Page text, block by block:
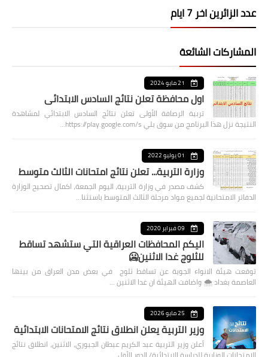
عدد الزائرين اخر 7 ايام
المشاركات الشائعة
21 مايو 2024
اول محافظة تعلن نتائج السادس الابتدائي
تربية الرصافة الأولى تعلن نتائج السادس الابتدائي لمشاهدة
النتيجة نزل هذا البرنامج من سوق بلي https://play.google.com/s…
01 يوليو 2022
وزارة التربية... تعلن نتائج امتحانات الثالث متوسط
كشف مصدر في وزارة التربية، اليوم الجمعة، اكمال تصحيح الوزارة
الدفاتر الامتحانية لجميع مواد مرحلة الثالث المتوسط باستثنا…
09 فبراير 2020
اليكم المحافظات العراقية التي ستشهد تساقط
للثلوج غدا الاثنين🥶
توقعت هيئة الانواء الجوية عن تساقط ثلوج في بعض مدن العراق من بينها
العاصمة بغداد ⁦🌨️⁩ واضافت الهيئة ان غدا الاثنين …
25 مايو 2026
وزير التربية يعلن انطلاق نتائج الامتحانات الابتدائية
أعلن وزير التربية عبد الكريم عبطان الجبوري، الاثنين، انطلاق نتائج